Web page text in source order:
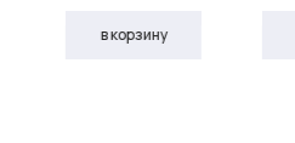
в корзину